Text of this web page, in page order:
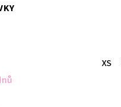
XS